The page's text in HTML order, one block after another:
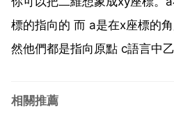
但是...
標的指向的 而 a是在x座標的
然他們都是指向原點 c語言中
區別在於型別不同。對於type
相關推薦